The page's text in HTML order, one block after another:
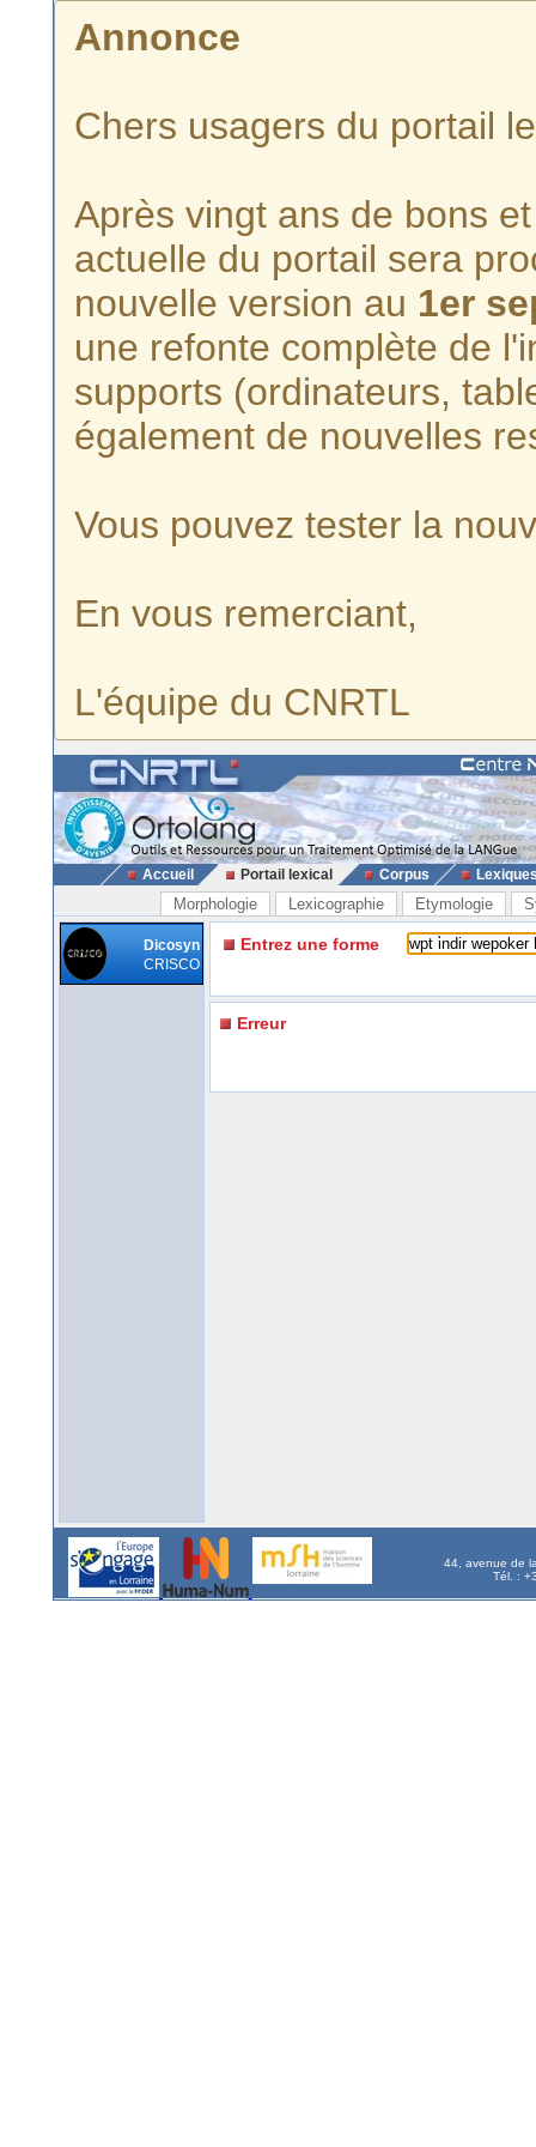
Annonce
Chers usagers du portail
Après vingt ans de bons
actuelle du portail sera
nouvelle version au 1er
une refonte complète de
supports (ordinateurs,
également de nouvelles
Vous pouvez tester la
En vous remerciant,
L'équipe du CNRTL
Accueil Portail lexical Corpus
Morphologie Lexicographie Etymologie
Dicosyn
CRISCO
Entrez une forme
Erreur
44, avenue de
Tél. :